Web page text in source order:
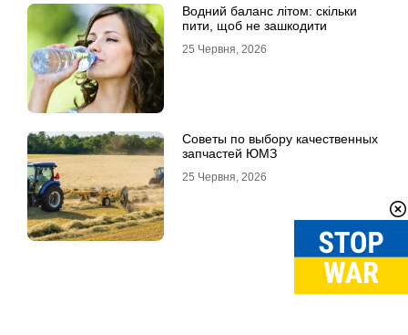
Водний баланс літом: скільки
пити, щоб не зашкодити
25 Червня, 2026
Советы по выбору качественных
запчастей ЮМЗ
25 Червня, 2026